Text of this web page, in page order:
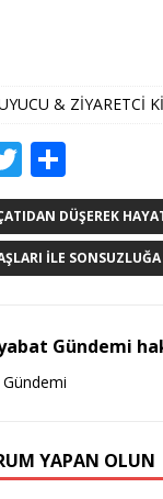
& ZİYARETCİ
T
w
it
te
h
ar
e
DÜŞEREK
ILE
Gündemi
YAPAN OLUN